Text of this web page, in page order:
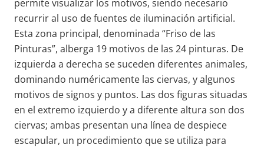
permite visualizar los motivos, siendo necesario
recurrir al uso de fuentes de iluminación artificial.
Esta zona principal, denominada “Friso de las
Pinturas”, alberga 19 motivos de las 24 pinturas. De
izquierda a derecha se suceden diferentes animales,
dominando numéricamente las ciervas, y algunos
motivos de signos y puntos. Las dos figuras situadas
en el extremo izquierdo y a diferente altura son dos
ciervas; ambas presentan una línea de despiece
escapular, un procedimiento que se utiliza para